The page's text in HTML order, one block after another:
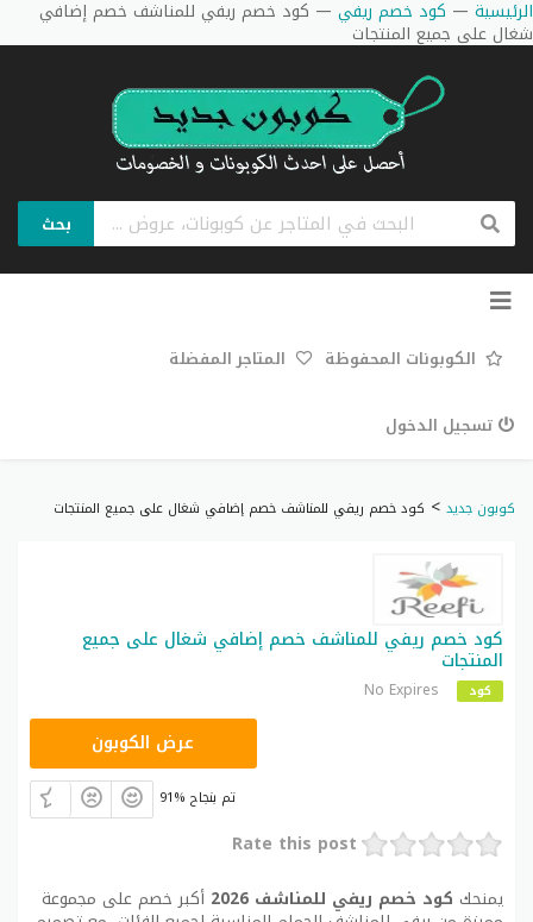
الرئيسية — كود خصم ريفي — كود خصم ريفي للمناشف خصم إضافي
شغال على جميع المنتجات
بحث
تخطي
الكوبونات المحفوظة المتاجر المفضلة
تسجيل الدخول
كوبون جديد > كود خصم ريفي للمناشف خصم إضافي شغال على جميع المنتجات
كود خصم ريفي للمناشف خصم إضافي شغال على جميع
المنتجات
كود No Expires
عرض الكوبون
91% تم بنجاح
Rate this post
يمنحك كود خصم ريفي للمناشف 2026 أكبر خصم على مجموعة